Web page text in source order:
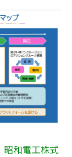
昭和電工株式